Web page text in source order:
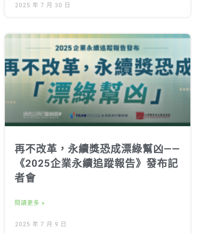
2025 年 7 月 30 日
再不改革，永續獎恐成漂綠幫凶——
《2025企業永續追蹤報告》發布記
者會
閱讀更多 »
2025 年 7 月 9 日